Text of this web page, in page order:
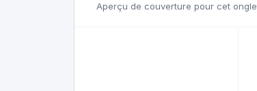
Aperçu de couverture pour cet